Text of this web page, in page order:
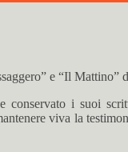
e “Il Mattino”
i suoi
viva la